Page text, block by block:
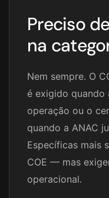
Preciso
na
Nem sempre. O
é exigido quando
operação ou o
quando a ANAC
Específicas mais
COE — mas
operacional.